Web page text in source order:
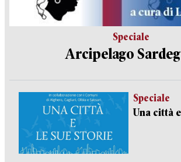
Speciale
Arcipelago
Speciale
Una città